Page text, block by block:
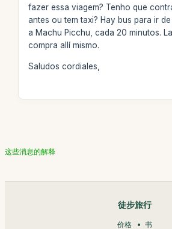
fazer essa viagem? Tenho que
antes ou tem taxi? Hay bus para ir
a Machu Picchu, cada 20 minutos.
compra allí mismo.
Saludos cordiales,
这些消息的解释
徒步旅行
价格 书